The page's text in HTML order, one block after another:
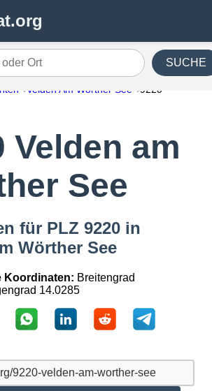
Ort SUCHE
Velden Am Wörther See 9220
Velden am
See
für PLZ 9220 in
Wörther See
Koordinaten: Breitengrad
14.0285